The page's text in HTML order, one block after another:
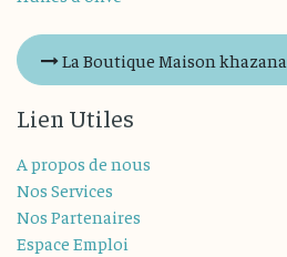
La Boutique Maison khazana
Lien Utiles
A propos de nous
Nos Services
Nos Partenaires
Espace Emploi